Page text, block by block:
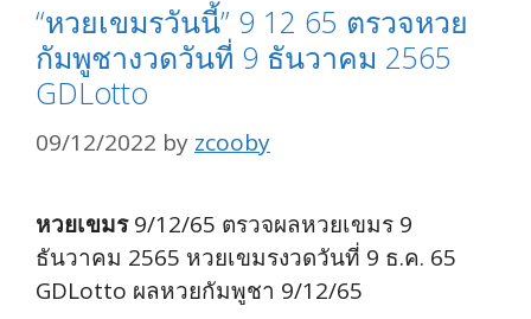
“หวยเขมรวันนี้” 9 12 65 ตรวจหวย
กัมพูชางวดวันที่ 9 ธันวาคม 2565
GDLotto
09/12/2022 by zcooby
หวยเขมร9/12/65 ตรวจผลหวยเขมร 9
ธันวาคม 2565 หวยเขมรงวดวันที่ 9 ธ.ค. 65
GDLotto ผลหวยกัมพูชา 9/12/65